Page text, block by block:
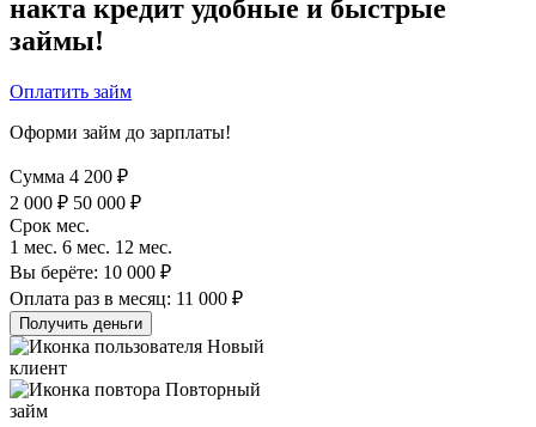
накта кредит удобные и быстрые
займы!
Оплатить займ
Оформи займ до зарплаты!
Сумма 4 200 ₽
2 000 ₽ 50 000 ₽
Срок мес.
1 мес. 6 мес. 12 мес.
Вы берёте: 10 000 ₽
Оплата раз в месяц: 11 000 ₽
Получить деньги
Новый
клиент
Повторный
займ